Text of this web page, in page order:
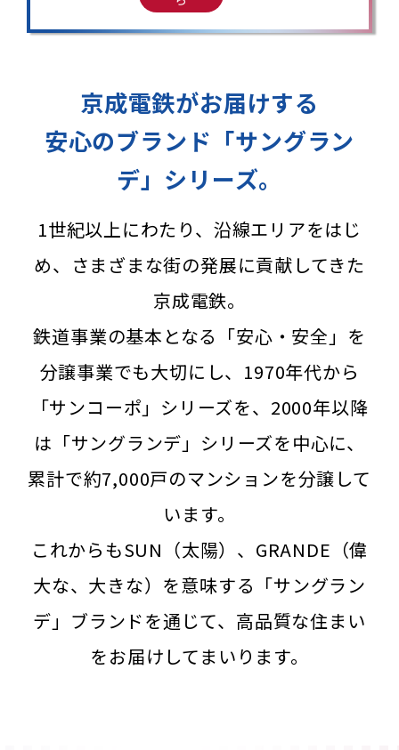
京成電鉄がお届けする
安心のブランド「サングラン
デ」シリーズ。
1世紀以上にわたり、沿線エリアをはじ
め、さまざまな街の発展に貢献してきた
京成電鉄。
鉄道事業の基本となる「安心・安全」を
分譲事業でも大切にし、 1970年代から
「サンコーポ」シリーズを、2000年以降
は「サングランデ」シリーズを中心に、
累計で約7,000戸のマンションを分譲して
います。
これからもSUN（太陽）、GRANDE（偉
大な、大きな）を意味する 「サングラン
デ」ブランドを通じて、高品質な住まい
をお届けしてまいります。